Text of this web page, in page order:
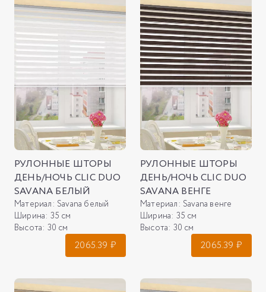
РУЛОННЫЕ ШТОРЫ
ДЕНЬ/НОЧЬ CLIC DUO
SAVANA БЕЛЫЙ
Материал: Savana белый
Ширина: 35 см
Высота: 30 см
2065.39 ₽
РУЛОННЫЕ ШТОРЫ
ДЕНЬ/НОЧЬ CLIC DUO
SAVANA ВЕНГЕ
Материал: Savana венге
Ширина: 35 см
Высота: 30 см
2065.39 ₽